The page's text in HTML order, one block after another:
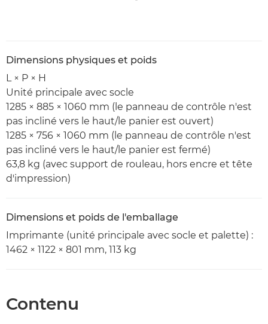
Dimensions physiques et poids
L × P × H
Unité principale avec socle
1285 × 885 × 1060 mm (le panneau de contrôle n'est
pas incliné vers le haut/le panier est ouvert)
1285 × 756 × 1060 mm (le panneau de contrôle n'est
pas incliné vers le haut/le panier est fermé)
63,8 kg (avec support de rouleau, hors encre et tête
d'impression)
Dimensions et poids de l'emballage
Imprimante (unité principale avec socle et palette) :
1462 × 1122 × 801 mm, 113 kg
Contenu